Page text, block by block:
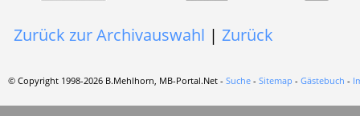
Zurück zur Archivauswahl | Zurück
© Copyright 1998-2026 B.Mehlhorn, MB-Portal.Net - Suche - Sitemap - Gästebuch -